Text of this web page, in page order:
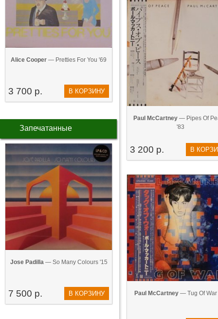
Alice Cooper — Pretties For You '69
3 700 р. В КОРЗИНУ
Запечатанные
Jose Padilla— So Many Colours '15
7 500 р. В КОРЗИНУ
Paul McCartney — Pipes Of
'83
3 200 р. В
Paul McCartney — Tug Of War